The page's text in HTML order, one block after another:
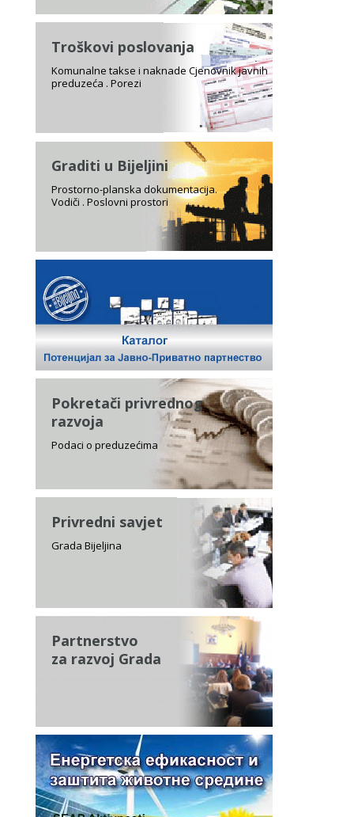
Troškovi poslovanja
Komunalne takse i naknade Cjenovnik javnih
preduzeća . Porezi
Graditi u Bijeljini
Prostorno-planska dokumentacija.
Vodiči . Poslovni prostori
Pokretači privrednog
razvoja
Podaci o preduzećima
Privredni savjet
Grada Bijeljina
Partnerstvo
za razvoj Grada